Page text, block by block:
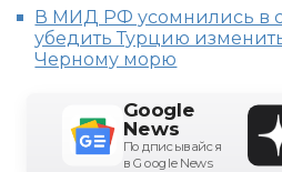
В МИД РФ усомнились в
убедить Турцию
Черному морю
Google
News
Подписывайся
в Google News